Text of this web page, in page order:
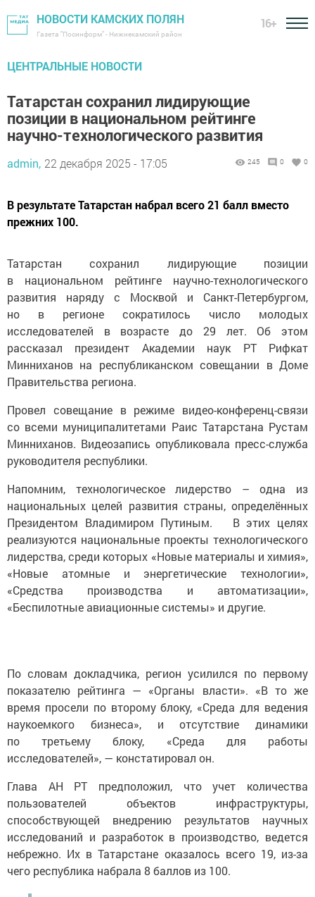
НОВОСТИ КАМСКИХ ПОЛЯН
Газета "Посинформ" - Нижнекамский район
16+
ЦЕНТРАЛЬНЫЕ НОВОСТИ
Татарстан сохранил лидирующие
позиции в национальном рейтинге
научно-технологического развития
admin, 22 декабря 2025 - 17:05 245 0 0
В результате Татарстан набрал всего 21 балл вместо
прежних 100.
Татарстан сохранил лидирующие позиции
в национальном рейтинге научно-технологического
развития наряду с Москвой и Санкт-Петербургом,
но в регионе сократилось число молодых
исследователей в возрасте до 29 лет. Об этом
рассказал президент Академии наук РТ Рифкат
Минниханов на республиканском совещании в Доме
Правительства региона.
Провел совещание в режиме видео-конференц-связи
со всеми муниципалитетами Раис Татарстана Рустам
Минниханов. Видеозапись опубликовала пресс-служба
руководителя республики.
Напомним, технологическое лидерство – одна из
национальных целей развития страны, определённых
Президентом Владимиром Путиным. В этих целях
реализуются национальные проекты технологического
лидерства, среди которых «Новые материалы и химия»,
«Новые атомные и энергетические технологии»,
«Средства производства и автоматизации»,
«Беспилотные авиационные системы» и другие.
По словам докладчика, регион усилился по первому
показателю рейтинга — «Органы власти». «В то же
время просели по второму блоку, «Среда для ведения
наукоемкого бизнеса», и отсутствие динамики
по третьему блоку, «Среда для работы
исследователей», — констатировал он.
Глава АН РТ предположил, что учет количества
пользователей объектов инфраструктуры,
способствующей внедрению результатов научных
исследований и разработок в производство, ведется
небрежно. Их в Татарстане оказалось всего 19, из-за
чего республика набрала 8 баллов из 100.